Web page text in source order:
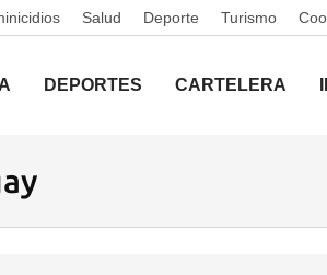
Salud Deporte Turismo
DEPORTES CARTELERA